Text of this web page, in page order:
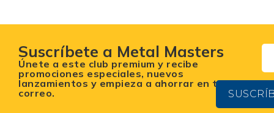
Suscríbete a Metal Masters
Únete a este club premium y recibe
promociones especiales, nuevos
lanzamientos y empieza a ahorrar en tu
correo.